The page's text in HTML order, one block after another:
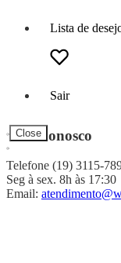
Lista de
Sair
Close
Fale Conosco
Telefone (19) 3115-
Seg à sex. 8h às 17:30
Email: